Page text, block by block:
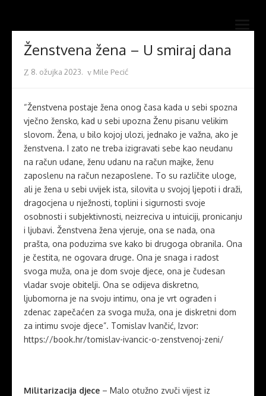
content
open
Ženstvena žena – U smiraj dana
Posted
8. ožujka 2023. Author
Mile Pecić
“Ženstvena postaje žena onog časa kada u sebi spozna
vječno žensko, kad u sebi upozna Ženu pisanu velikim
slovom. Žena, u bilo kojoj ulozi, jednako je važna, ako je
ženstvena. I zato ne treba izigravati sebe kao neudanu
na račun udane, ženu udanu na račun majke, ženu
zaposlenu na račun nezaposlene. To su različite uloge,
ali je žena u sebi uvijek ista, silovita u svojoj ljepoti i draži,
dragocjena u nježnosti, toplini i sigurnosti svoje
osobnosti i subjektivnosti, neizreciva u intuiciji, pronicanju
i ljubavi. Ženstvena žena vjeruje, ona se nada, ona
prašta, ona poduzima sve kako bi drugoga obranila. Ona
je čestita, ne ogovara druge. Ona je snaga i radost
svoga muža, ona je dom svoje djece, ona je čudesan
vladar svoje obitelji. Ona se odijeva diskretno,
ljubomorna je na svoju intimu, ona je vrt ograđen i
zdenac zapečaćen za svoga muža, ona je diskretni dom
za intimu svoje djece”. Tomislav Ivančić, Izvor:
https://book.hr/tomislav-ivancic-o-zenstvenoj-zeni/
Militarizacija djece – Malo otužno zvuči vijest iz